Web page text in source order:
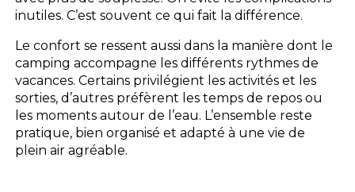
inutiles. C’est souvent ce qui fait la différence.
Le confort se ressent aussi dans la manière dont le
camping accompagne les différents rythmes de
vacances. Certains privilégient les activités et les
sorties, d’autres préfèrent les temps de repos ou
les moments autour de l’eau. L’ensemble reste
pratique, bien organisé et adapté à une vie de
plein air agréable.